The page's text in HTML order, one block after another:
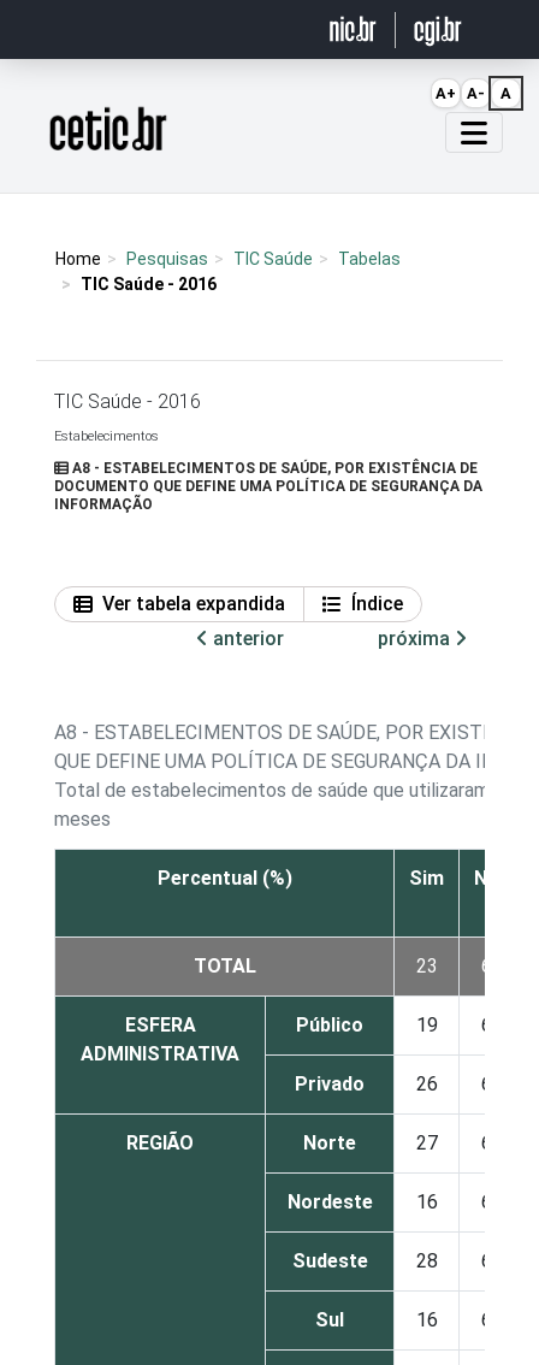
Página inicial
Home Pesquisas TIC Saúde
Tabelas
TIC Saúde - 2016
TIC Saúde - 2016
Estabelecimentos
A8 - ESTABELECIMENTOS DE SAÚDE, POR EXISTÊNCIA DE
DOCUMENTO QUE DEFINE UMA POLÍTICA DE SEGURANÇA DA
INFORMAÇÃO
Ver tabela expandida
Índice
anterior
próxima
A8 - ESTABELECIMENTOS DE SAÚDE, POR
QUE DEFINE UMA POLÍTICA DE SEGURANÇA DA
Total de estabelecimentos de saúde que utilizaram a
meses
Percentual (%) Sim Não
TOTAL 23 67
ESFERA
ADMINISTRATIVA
Público 19 69
Privado 26 66
REGIÃO Norte 27 64
Nordeste 16 69
Sudeste 28 66
Sul 16 67
A+ A- A